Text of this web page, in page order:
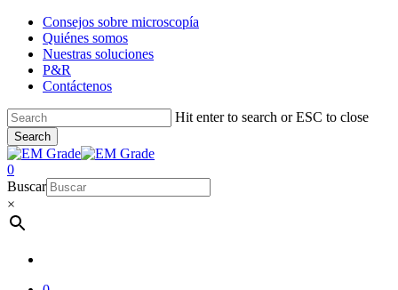
Skip
main
content
Consejos sobre microscopía
Quiénes somos
Nuestras soluciones
P&R
Contáctenos
Hit enter to search or ESC to close
Search
Close
Search
account
0
Menu
Buscar
×